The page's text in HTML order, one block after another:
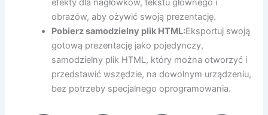
efekty dla nagłówków, tekstu głównego i
obrazów, aby ożywić swoją prezentację.
Pobierz samodzielny plik HTML:Eksportuj swoją
gotową prezentację jako pojedynczy,
samodzielny plik HTML, który można otworzyć i
przedstawić wszędzie, na dowolnym urządzeniu,
bez potrzeby specjalnego oprogramowania.